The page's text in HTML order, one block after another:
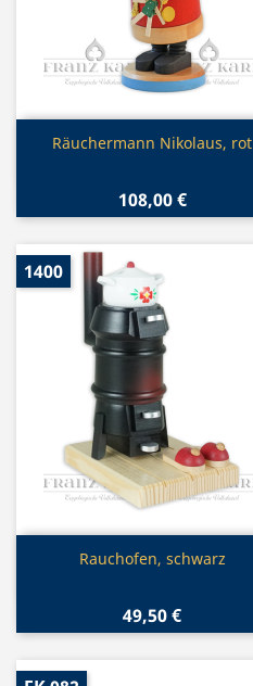
Vorschau
Räuchermann Nikolaus, rot
108,00 €
Vorschau
Rauchofen, schwarz
49,50 €
1400